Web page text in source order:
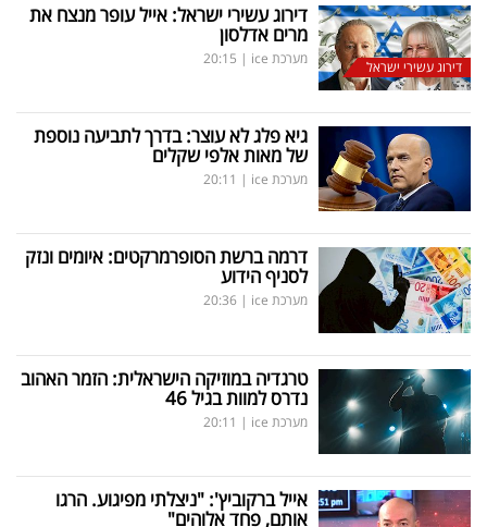
דירוג עשירי ישראל
דירוג עשירי ישראל: אייל עופר מנצח את
מרים אדלסון
מערכת ice |
20:15
גיא פלג לא עוצר: בדרך לתביעה נוספת
של מאות אלפי שקלים
מערכת ice |
20:11
דרמה ברשת הסופרמרקטים: איומים ונזק
לסניף הידוע
מערכת ice |
20:36
טרגדיה במוזיקה הישראלית: הזמר האהוב
נדרס למוות בגיל 46
מערכת ice |
20:11
אייל ברקוביץ': "ניצלתי מפיגוע. הרגו
אותם, פחד אלוהים"